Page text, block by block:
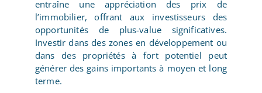
entraîne une appréciation des prix de
l’immobilier, offrant aux investisseurs des
opportunités de plus-value significatives.
Investir dans des zones en développement ou
dans des propriétés à fort potentiel peut
générer des gains importants à moyen et long
terme.